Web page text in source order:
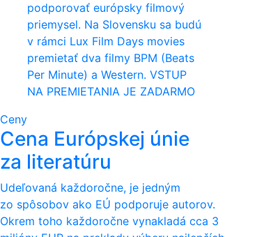
podporovať európsky filmový
priemysel. Na Slovensku sa budú
v rámci Lux Film Days movies
premietať dva filmy BPM (Beats
Per Minute) a Western. VSTUP
NA PREMIETANIA JE ZADARMO
Ceny
Cena Európskej únie
za literatúru
Udeľovaná každoročne, je jedným
zo spôsobov ako EÚ podporuje autorov.
Okrem toho každoročne vynakladá cca 3